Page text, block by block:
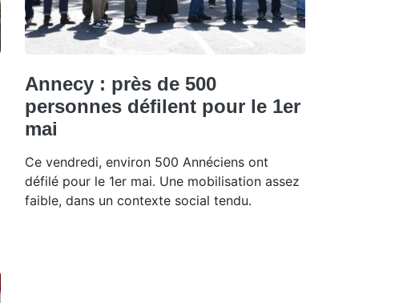
Annecy : près de 500
personnes défilent pour le 1er
mai
Ce vendredi, environ 500 Annéciens ont
défilé pour le 1er mai. Une mobilisation assez
faible, dans un contexte social tendu.